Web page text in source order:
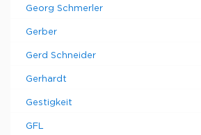
Georg Schmerler
Gerber
Gerd Schneider
Gerhardt
Gestigkeit
GFL